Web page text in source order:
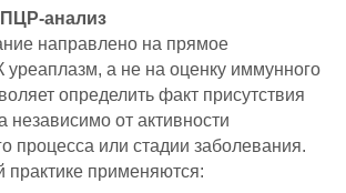
анализ
направлено на прямое
а не на оценку иммунного
определить факт присутствия
независимо от активности
процесса или стадии заболевания.
практике применяются: